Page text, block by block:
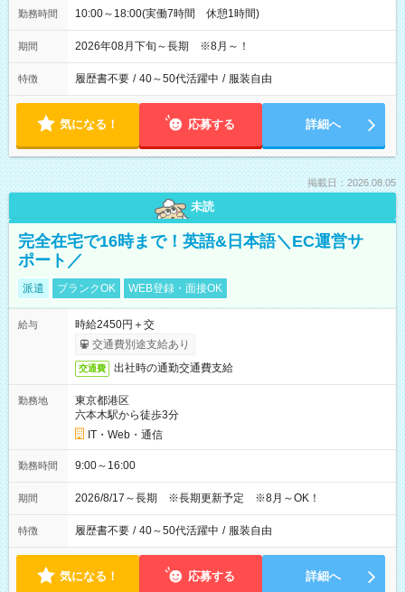
勤務時間 10:00～18:00(実働7時間 休憩1時間)
期間 2026年08月下旬～長期 ※8月～！
特徴 履歴書不要 / 40～50代活躍中 / 服装自由
気になる！ 応募する 詳細へ
掲載日：2026.08.05
未読
完全在宅で16時まで！英語&日本語＼EC運営サ
ポート／
派遣 ブランクOK WEB登録・面接OK
給与
時給2450円＋交
交通費別途支給あり
交通費 出社時の通勤交通費支給
勤務地
東京都港区
六本木駅から徒歩3分
IT・Web・通信
勤務時間 9:00～16:00
期間 2026/8/17～長期 ※長期更新予定 ※8月～OK！
特徴 履歴書不要 / 40～50代活躍中 / 服装自由
気になる！ 応募する 詳細へ